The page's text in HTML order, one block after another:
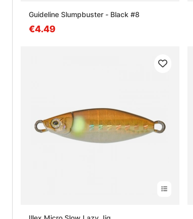
Guideline Slumpbuster - Black #8
€4.49